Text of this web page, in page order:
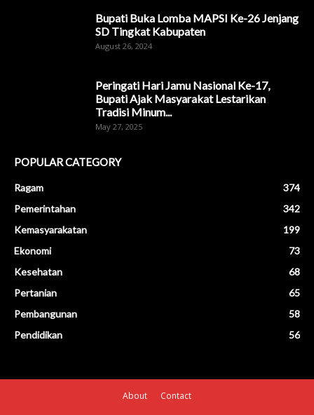
Bupati Buka Lomba MAPSI Ke-26 Jenjang
SD Tingkat Kabupaten
August 26, 2024
Peringati Hari Jamu Nasional Ke-17,
Bupati Ajak Masyarakat Lestarikan
Tradisi Minum...
May 27, 2025
POPULAR CATEGORY
Ragam
374
Pemerintahan
342
Kemasyarakatan
199
Ekonomi
73
Kesehatan
68
Pertanian
65
Pembangunan
58
Pendidikan
56
About Contact